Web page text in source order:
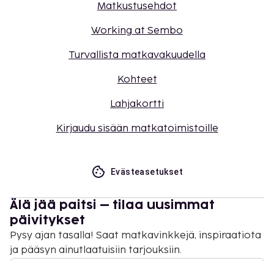
Matkustusehdot
Working at Sembo
Turvallista matkavakuudella
Kohteet
Lahjakortti
Kirjaudu sisään matkatoimistoille
Evästeasetukset
Älä jää paitsi – tilaa uusimmat
päivitykset
Pysy ajan tasalla! Saat matkavinkkejä, inspiraatiota
ja pääsyn ainutlaatuisiin tarjouksiin.